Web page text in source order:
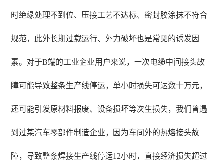
时绝缘处理不到位、压接工艺不达标、密封胶涂抹不符合
规范，此外长期过载运行、外力破坏也是常见的诱发因
素。对于B端的工业企业用户来说，一次电缆中间接头故
障可能导致整条生产线停运，单小时损失可达数十万元，
还可能引发原材料报废、设备损坏等次生损失，我们曾遇
到过某汽车零部件制造企业，因为车间外的热熔接头故
障，导致整条焊接生产线停运12小时，直接经济损失超过